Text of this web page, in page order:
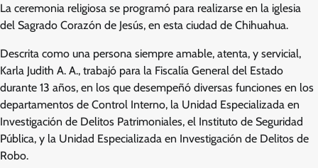
La ceremonia religiosa se programó para realizarse en la iglesia
del Sagrado Corazón de Jesús, en esta ciudad de Chihuahua.
Descrita como una persona siempre amable, atenta, y servicial,
Karla Judith A. A., trabajó para la Fiscalía General del Estado
durante 13 años, en los que desempeñó diversas funciones en los
departamentos de Control Interno, la Unidad Especializada en
Investigación de Delitos Patrimoniales, el Instituto de Seguridad
Pública, y la Unidad Especializada en Investigación de Delitos de
Robo.